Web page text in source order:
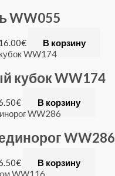
WW055
€ В корзину
кубок WW174
€ В корзину
WW286
€ В корзину